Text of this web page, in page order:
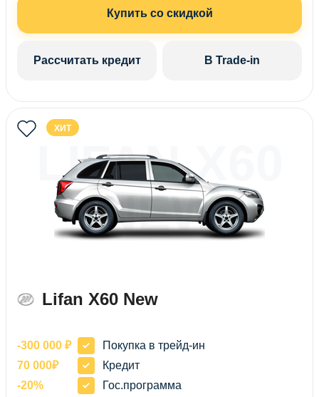
Купить со скидкой
Рассчитать кредит В Trade-in
ХИТ
LIFAN X60
NEW
Lifan X60 New
-300 000 ₽
Покупка в трейд-ин
70 000₽
Кредит
-20%
Гос.программа